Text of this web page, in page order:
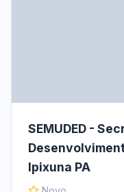
SEMUDED -
Ipixuna PA